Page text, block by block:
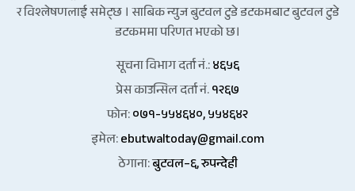
र विश्लेषणलाई समेट्छ । साबिक न्युज बुटवल टुडे डटकमबाट बुटवल टुडे
डटकममा परिणत भएको छ।
सूचना विभाग दर्ता नं.:४६५६
प्रेस काउन्सिल दर्ता नं.१२६७
फोन:०७१-५५४६४०, ५५४६४२
इमेल:ebutwaltoday@gmail.com
ठेगाना:बुटवल–६, रुपन्देही